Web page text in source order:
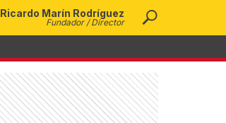
Ricardo Marín Rodríguez
Fundador / Director